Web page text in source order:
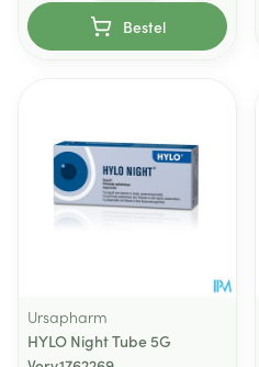
Bestel
Ursapharm
HYLO Night Tube 5G